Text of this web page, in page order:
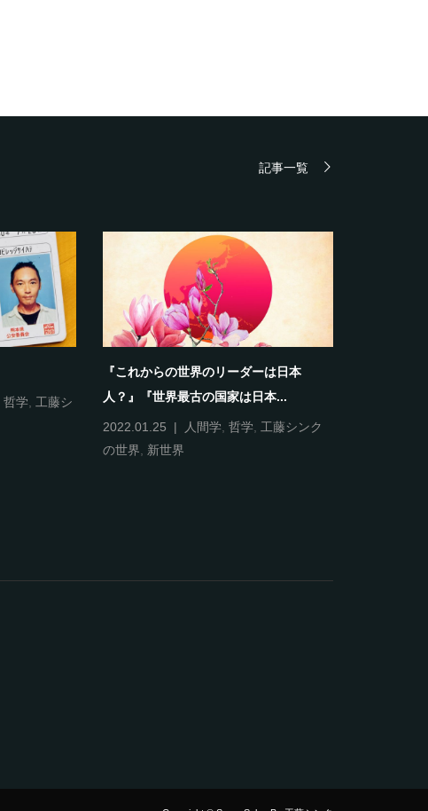
記事一覧
哲学, 工藤シ
『これからの世界のリーダーは日本
人？』『世界最古の国家は日本...
2022.01.25 人間学, 哲学, 工藤シンク
の世界, 新世界